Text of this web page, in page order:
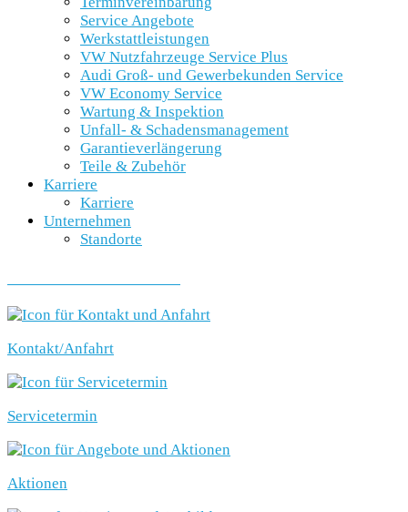
Service Angebote
Werkstattleistungen
VW Nutzfahrzeuge Service Plus
Audi Groß- und Gewerbekunden Service
VW Economy Service
Wartung & Inspektion
Unfall- & Schadensmanagement
Garantieverlängerung
Teile & Zubehör
Karriere
Karriere
Unternehmen
Standorte
Kontakt/Anfahrt
Servicetermin
Aktionen